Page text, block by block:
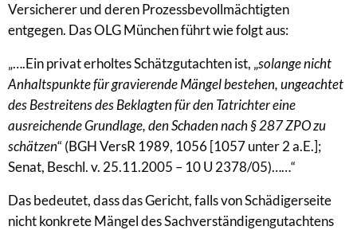
Versicherer und deren Prozessbevollmächtigten
entgegen. Das OLG München führt wie folgt aus:
„….Ein privat erholtes Schätzgutachten ist, „solange nicht
Anhaltspunkte für gravierende Mängel bestehen, ungeachtet
des Bestreitens des Beklagten für den Tatrichter eine
ausreichende Grundlage, den Schaden nach § 287 ZPO zu
schätzen“ (BGH VersR 1989, 1056 [1057 unter 2 a.E.];
Senat, Beschl. v. 25.11.2005 – 10 U 2378/05)……“
Das bedeutet, dass das Gericht, falls von Schädigerseite
nicht konkrete Mängel des Sachverständigengutachtens